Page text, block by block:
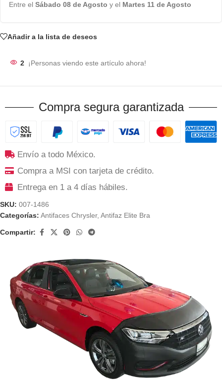
Entre el Sábado 08 de Agosto y el Martes 11 de Agosto
Añadir a la lista de deseos
2 ¡Personas viendo este artículo ahora!
Compra segura garantizada
Envío a todo México.
Compra a MSI con tarjeta de crédito.
Entrega en 1 a 4 días hábiles.
SKU: 007-1486
Categorías: Antifaces Chrysler, Antifaz Elite Bra
Compartir: